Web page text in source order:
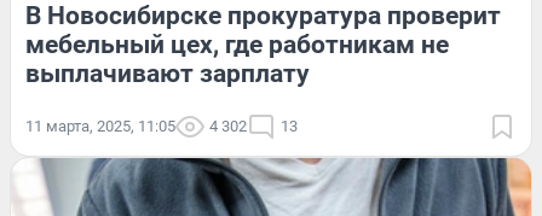
В Новосибирске прокуратура проверит
мебельный цех, где работникам не
выплачивают зарплату
11 марта, 2025, 11:05 4 302 13